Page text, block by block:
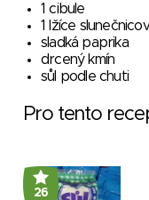
1 cibule
1 lžíce
sladká paprika
drcený kmín
sůl podle chuti
Pro tento
26